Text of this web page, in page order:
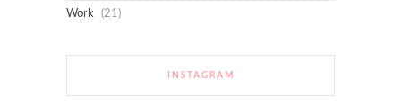
Work (21)
INSTAGRAM